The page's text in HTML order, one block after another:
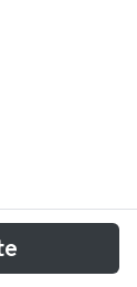
určen pro
z